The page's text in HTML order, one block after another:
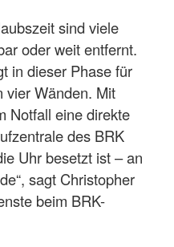
sind viele
oder weit entfernt.
in dieser Phase für
vier Wänden. Mit
Notfall eine direkte
des BRK
Uhr besetzt ist – an
sagt Christopher
beim BRK-